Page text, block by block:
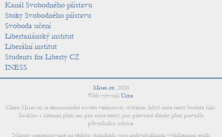
Kanál Svobodného přístavu
Stoky Svobodného přístavu
Svoboda učení
Libertariánský institut
Liberální institut
Students for Liberty CZ
INESS
Mises.cz, 2026
Web vytvořil Urza.
Cílem Mises.cz je ekonomická osvěta veřejnosti; uvítáme, když naše texty budete šířit.
Souhlas s šířením platí jen pro naše texty; pro převzaté články platí pravidla
původního zdroje.
Názory prezentované na těchto stránkách jsou individuálními vyjádřeními jejich